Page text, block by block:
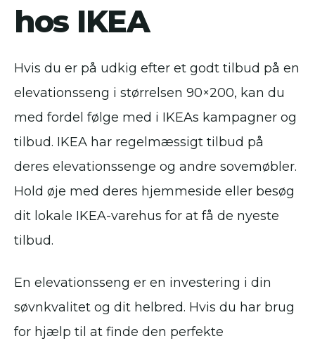
hos IKEA
Hvis du er på udkig efter et godt tilbud på en
elevationsseng i størrelsen 90×200, kan du
med fordel følge med i IKEAs kampagner og
tilbud. IKEA har regelmæssigt tilbud på
deres elevationssenge og andre sovemøbler.
Hold øje med deres hjemmeside eller besøg
dit lokale IKEA-varehus for at få de nyeste
tilbud.
En elevationsseng er en investering i din
søvnkvalitet og dit helbred. Hvis du har brug
for hjælp til at finde den perfekte